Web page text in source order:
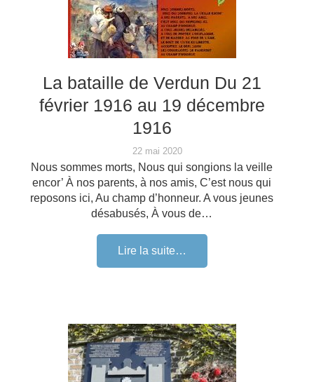
La bataille de Verdun Du 21
février 1916 au 19 décembre
1916
22 mai 2020
Nous sommes morts, Nous qui songions la veille
encor’ À nos parents, à nos amis, C’est nous qui
reposons ici, Au champ d’honneur. A vous jeunes
désabusés, À vous de…
Lire la suite…